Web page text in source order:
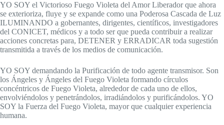
YO SOY el Victorioso Fuego Violeta del Amor Liberador que ahora
se exterioriza, fluye y se expande como una Poderosa Cascada de Luz
ILUMINANDO a gobernantes, dirigentes, científicos, investigadores
del CONICET, médicos y a todo ser que pueda contribuir a realizar
acciones concretas para, DETENER y ERRADICAR toda sugestión
transmitida a través de los medios de comunicación.
YO SOY demandando la Purificación de todo agente transmisor. Son
los Ángeles y Ángeles del Fuego Violeta formando círculos
concéntricos de Fuego Violeta, alrededor de cada uno de ellos,
envolviéndolos y penetrándolos, irradiándolos y purificándolos. YO
SOY la Fuerza del Fuego Violeta, mayor que cualquier experiencia
humana.